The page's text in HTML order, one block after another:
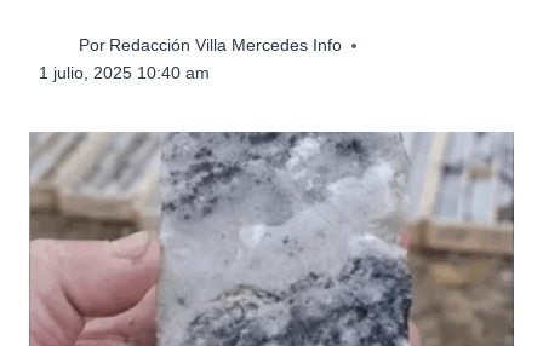
Por Redacción Villa Mercedes Info
1 julio, 2025 10:40 am